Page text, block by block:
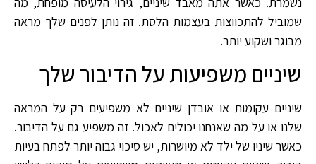
שמוביל להתכווצות בעצמות הלסת. זה נותן לפנים שלך מראה
מבוגר ושקוע יותר.
שיניים משפיעות על הדיבור שלך
שיניים עקומות או אובדן שיניים לא משפיעים רק על המראה
שלנו או על מה שאנחנו יכולים לאכול. זה משפיע גם על הדיבור.
כאשר שיניו של ילד לא מיושרות, יש סיכוי גבוה יותר לפתח בעיות